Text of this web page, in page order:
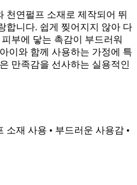
천연펄프 소재로 제작되어 뛰
합니다. 쉽게 찢어지지 않아 다
부에 닿는 촉감이 부드러워
이와 함께 사용하는 가정에 특
만족감을 선사하는 실용적인
소재 사용 • 부드러운 사용감 •